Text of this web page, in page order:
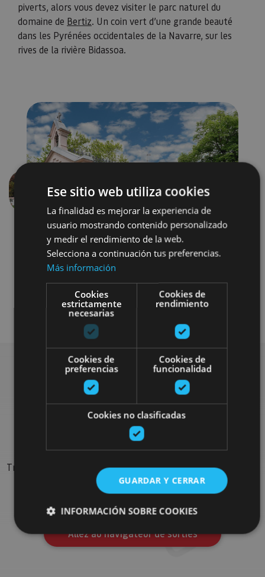
piverts, alors vous devez visiter le parc naturel du
domaine de Bertiz. Un coin vert d’une grande beauté
dans les Pyrénées occidentales de la Navarre, sur les
rives de la rivière Bidassoa.
Précédent
Museos y centros expositivos
Rechercher plus de
sorties
Trouvez des sorties et des propositions pour compléter votre
séjour en Navarre : activités organisées, visites et les
évènements-phares de l'agenda
Allez au navigateur de sorties
Ese sitio web utiliza cookies
La finalidad es mejorar la experiencia de
usuario mostrando contenido personalizado
y medir el rendimiento de la web.
Selecciona a continuación tus preferencias.
Más información
Cookies
estrictamente
necesarias
Cookies de
rendimiento
Cookies de
preferencias
Cookies de
funcionalidad
Cookies no clasificadas
GUARDAR Y CERRAR
INFORMACIÓN SOBRE COOKIES